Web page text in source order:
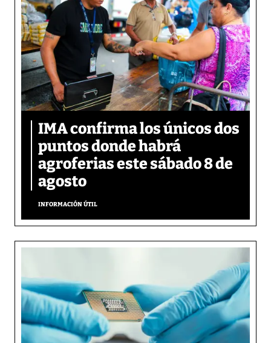
IMA confirma los únicos dos
puntos donde habrá
agroferias este sábado 8 de
agosto
INFORMACIÓN ÚTIL